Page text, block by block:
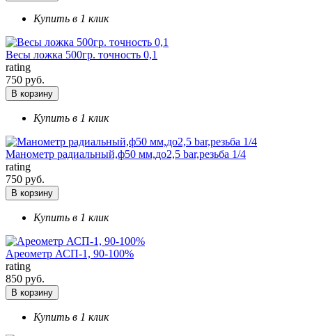
Купить в 1 клик
Весы ложка 500гр. точность 0,1
rating
750 руб.
В корзину
Купить в 1 клик
Манометр радиальный,ф50 мм,до2,5 bar,резьба 1/4
rating
750 руб.
В корзину
Купить в 1 клик
Ареометр АСП-1, 90-100%
rating
850 руб.
В корзину
Купить в 1 клик